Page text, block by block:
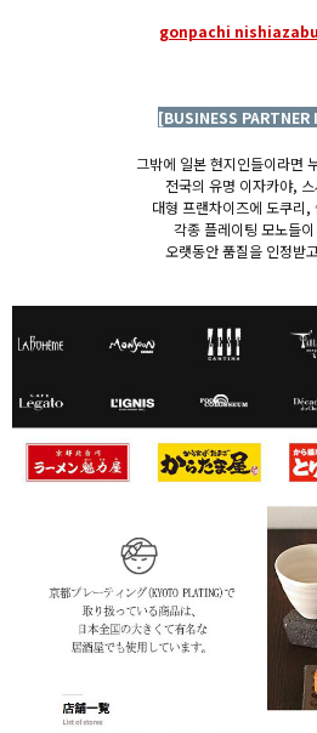
gonpachi nishiazabu
[BUSINESS PARTNER
그밖에 일본 현지인들이라면
전국의 유명 이자카야,
대형 프랜차이즈에 도쿠리,
각종 플레이팅 모노들
오랫동안 품질을 인정받